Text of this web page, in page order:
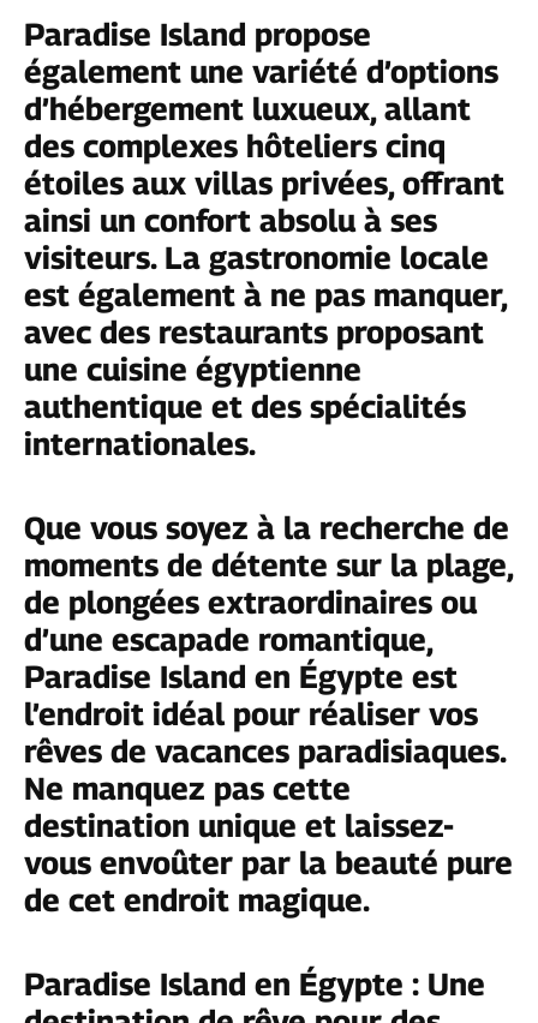
Paradise Island propose
également une variété d’options
d’hébergement luxueux, allant
des complexes hôteliers cinq
étoiles aux villas privées, offrant
ainsi un confort absolu à ses
visiteurs. La gastronomie locale
est également à ne pas manquer,
avec des restaurants proposant
une cuisine égyptienne
authentique et des spécialités
internationales.
Que vous soyez à la recherche de
moments de détente sur la plage,
de plongées extraordinaires ou
d’une escapade romantique,
Paradise Island en Égypte est
l’endroit idéal pour réaliser vos
rêves de vacances paradisiaques.
Ne manquez pas cette
destination unique et laissez-
vous envoûter par la beauté pure
de cet endroit magique.
Paradise Island en Égypte : Une